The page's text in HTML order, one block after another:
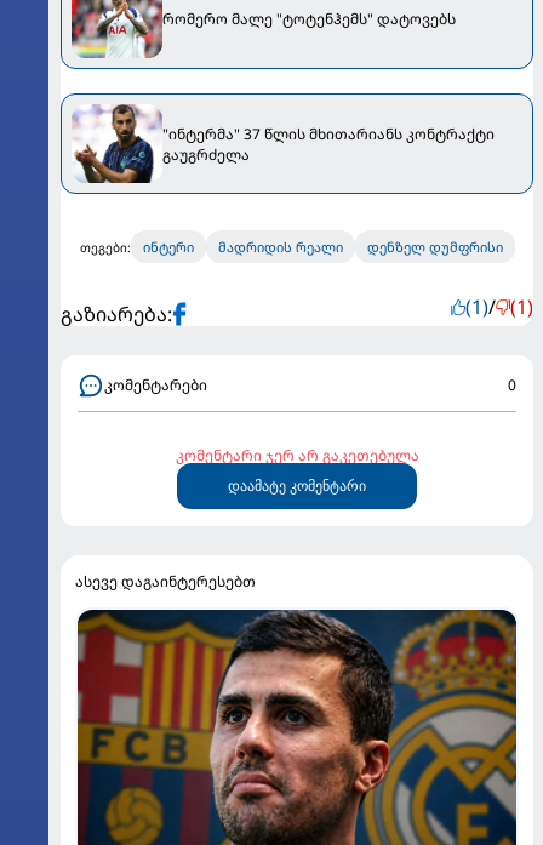
რომერო მალე "ტოტენჰემს" დატოვებს
"ინტერმა" 37 წლის მხითარიანს კონტრაქტი
გაუგრძელა
თეგები: ინტერი მადრიდის რეალი დენზელ დუმფრისი
გაზიარება: (1)/ (1)
კომენტარები 0
კომენტარი ჯერ არ გაკეთებულა
დაამატე კომენტარი
ასევე დაგაინტერესებთ